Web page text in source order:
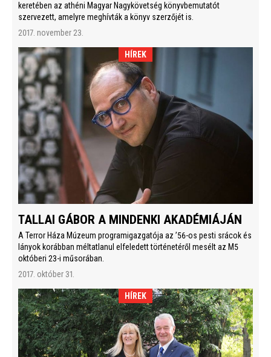
keretében az athéni Magyar Nagykövetség könyvbemutatót
szervezett, amelyre meghívták a könyv szerzőjét is.
2017. november 23.
HÍREK
TALLAI GÁBOR A MINDENKI AKADÉMIÁJÁN
A Terror Háza Múzeum programigazgatója az ’56-os pesti srácok és
lányok korábban méltatlanul elfeledett történetéről mesélt az M5
októberi 23-i műsorában.
2017. október 31.
HÍREK